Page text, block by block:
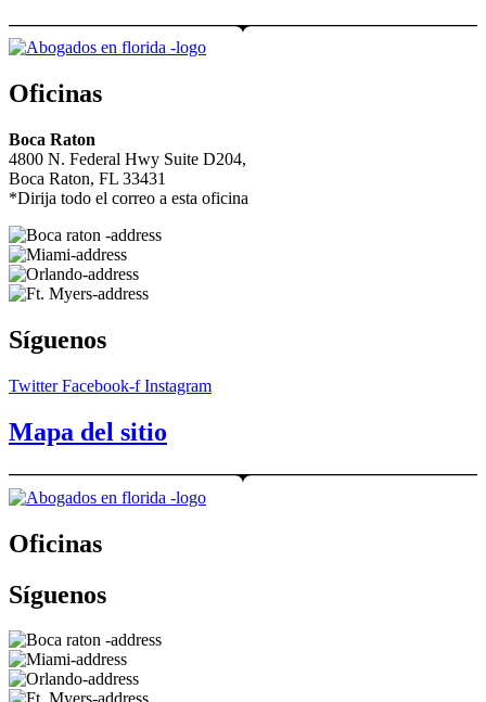
Oficinas
Boca Raton
4800 N. Federal Hwy Suite D204,
Boca Raton, FL 33431
*Dirija todo el correo a esta oficina
Síguenos
Twitter Facebook-f Instagram
Mapa del sitio
Oficinas
Síguenos